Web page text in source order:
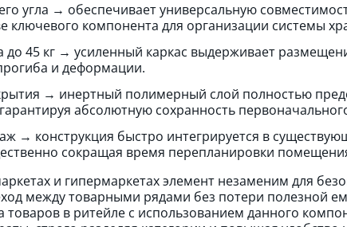
угла → обеспечивает универсальную
ключевого компонента для организации системы
до 45 кг → усиленный каркас выдерживает
и деформации.
→ инертный полимерный слой полностью
абсолютную сохранность
→ конструкция быстро интегрируется в
сокращая время перепланировки
и гипермаркетах элемент незаменим для
между товарными рядами без потери полезной
в ритейле с использованием данного